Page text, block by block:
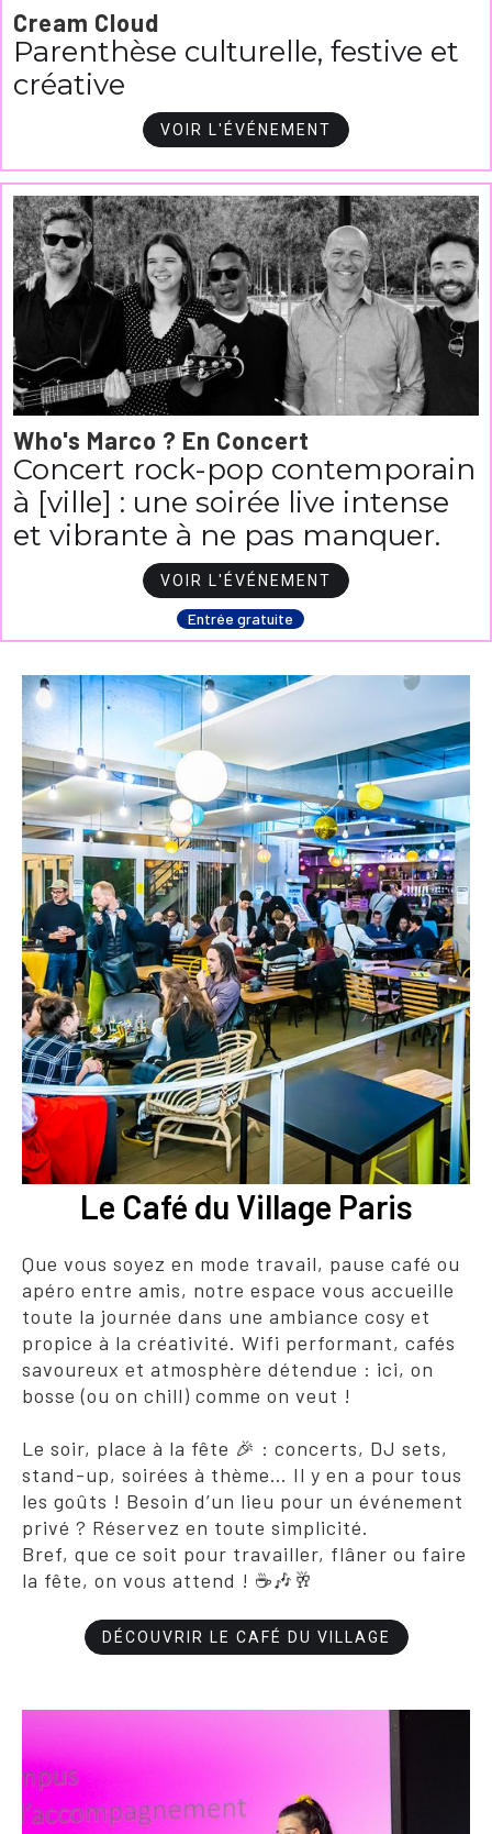
Cream Cloud
Parenthèse culturelle, festive et
créative
VOIR L'ÉVÉNEMENT
Who's Marco ? En Concert
Concert rock-pop contemporain
à [ville] : une soirée live intense
et vibrante à ne pas manquer.
VOIR L'ÉVÉNEMENT
Entrée gratuite
Le Café du Village Paris
Que vous soyez en mode travail, pause café ou
apéro entre amis, notre espace vous accueille
toute la journée dans une ambiance cosy et
propice à la créativité. Wifi performant, cafés
savoureux et atmosphère détendue : ici, on
bosse (ou on chill) comme on veut !
Le soir, place à la fête 🎉 : concerts, DJ sets,
stand-up, soirées à thème… Il y en a pour tous
les goûts ! Besoin d’un lieu pour un événement
privé ? Réservez en toute simplicité.
Bref, que ce soit pour travailler, flâner ou faire
la fête, on vous attend ! ☕🎶🥂
DÉCOUVRIR LE CAFÉ DU VILLAGE